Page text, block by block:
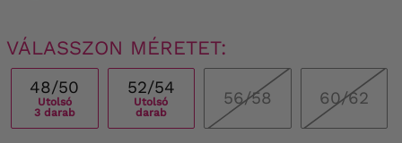
VÁLASSZON MÉRETET:
48/50
Utolsó
3 darab
52/54
Utolsó
darab
56/58 60/62